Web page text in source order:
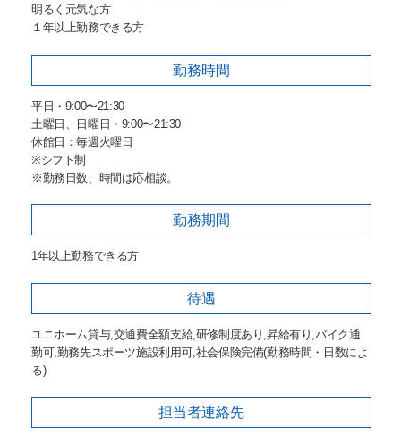
明るく元気な方
１年以上勤務できる方
勤務時間
平日・9:00〜21:30
土曜日、日曜日・9:00〜21:30
休館日：毎週火曜日
※シフト制
※勤務日数、時間は応相談。
勤務期間
1年以上勤務できる方
待遇
ユニホーム貸与,交通費全額支給,研修制度あり,昇給有り,バイク通
勤可,勤務先スポーツ施設利用可,社会保険完備(勤務時間・日数によ
る)
担当者連絡先